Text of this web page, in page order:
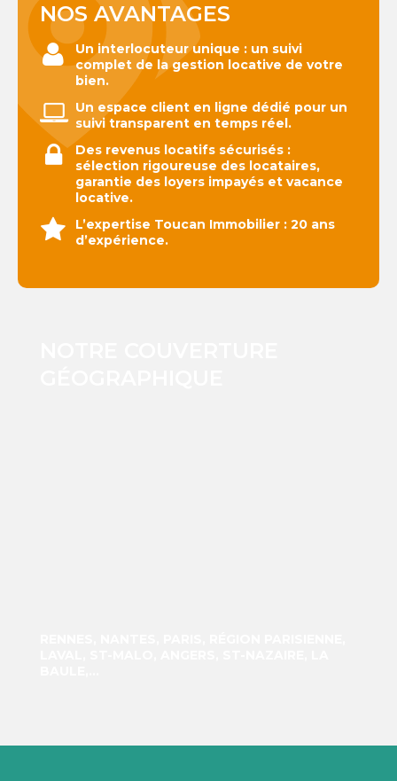
NOS AVANTAGES
Un interlocuteur unique : un suivi
complet de la gestion locative de votre
bien.
Un espace client en ligne dédié pour un
suivi transparent en temps réel.
Des revenus locatifs sécurisés :
sélection rigoureuse des locataires,
garantie des loyers impayés et vacance
locative.
L’expertise Toucan Immobilier : 20 ans
d’expérience.